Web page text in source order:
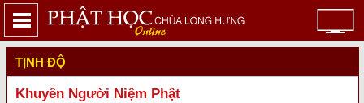
TỊNH ĐỘ
Khuyên Người Niệm Phật